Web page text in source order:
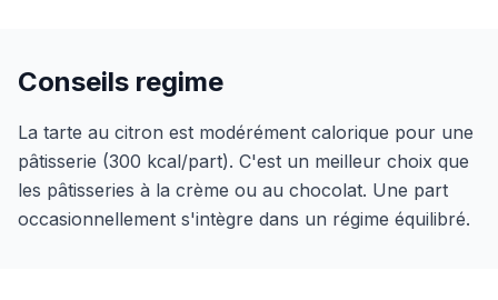
Conseils regime
La tarte au citron est modérément calorique pour une
pâtisserie (300 kcal/part). C'est un meilleur choix que
les pâtisseries à la crème ou au chocolat. Une part
occasionnellement s'intègre dans un régime équilibré.